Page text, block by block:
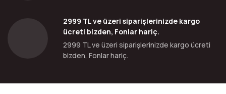
2999 TL ve üzeri siparişlerinizde kargo
ücreti bizden, Fonlar hariç.
2999 TL ve üzeri siparişlerinizde kargo ücreti
bizden, Fonlar hariç.